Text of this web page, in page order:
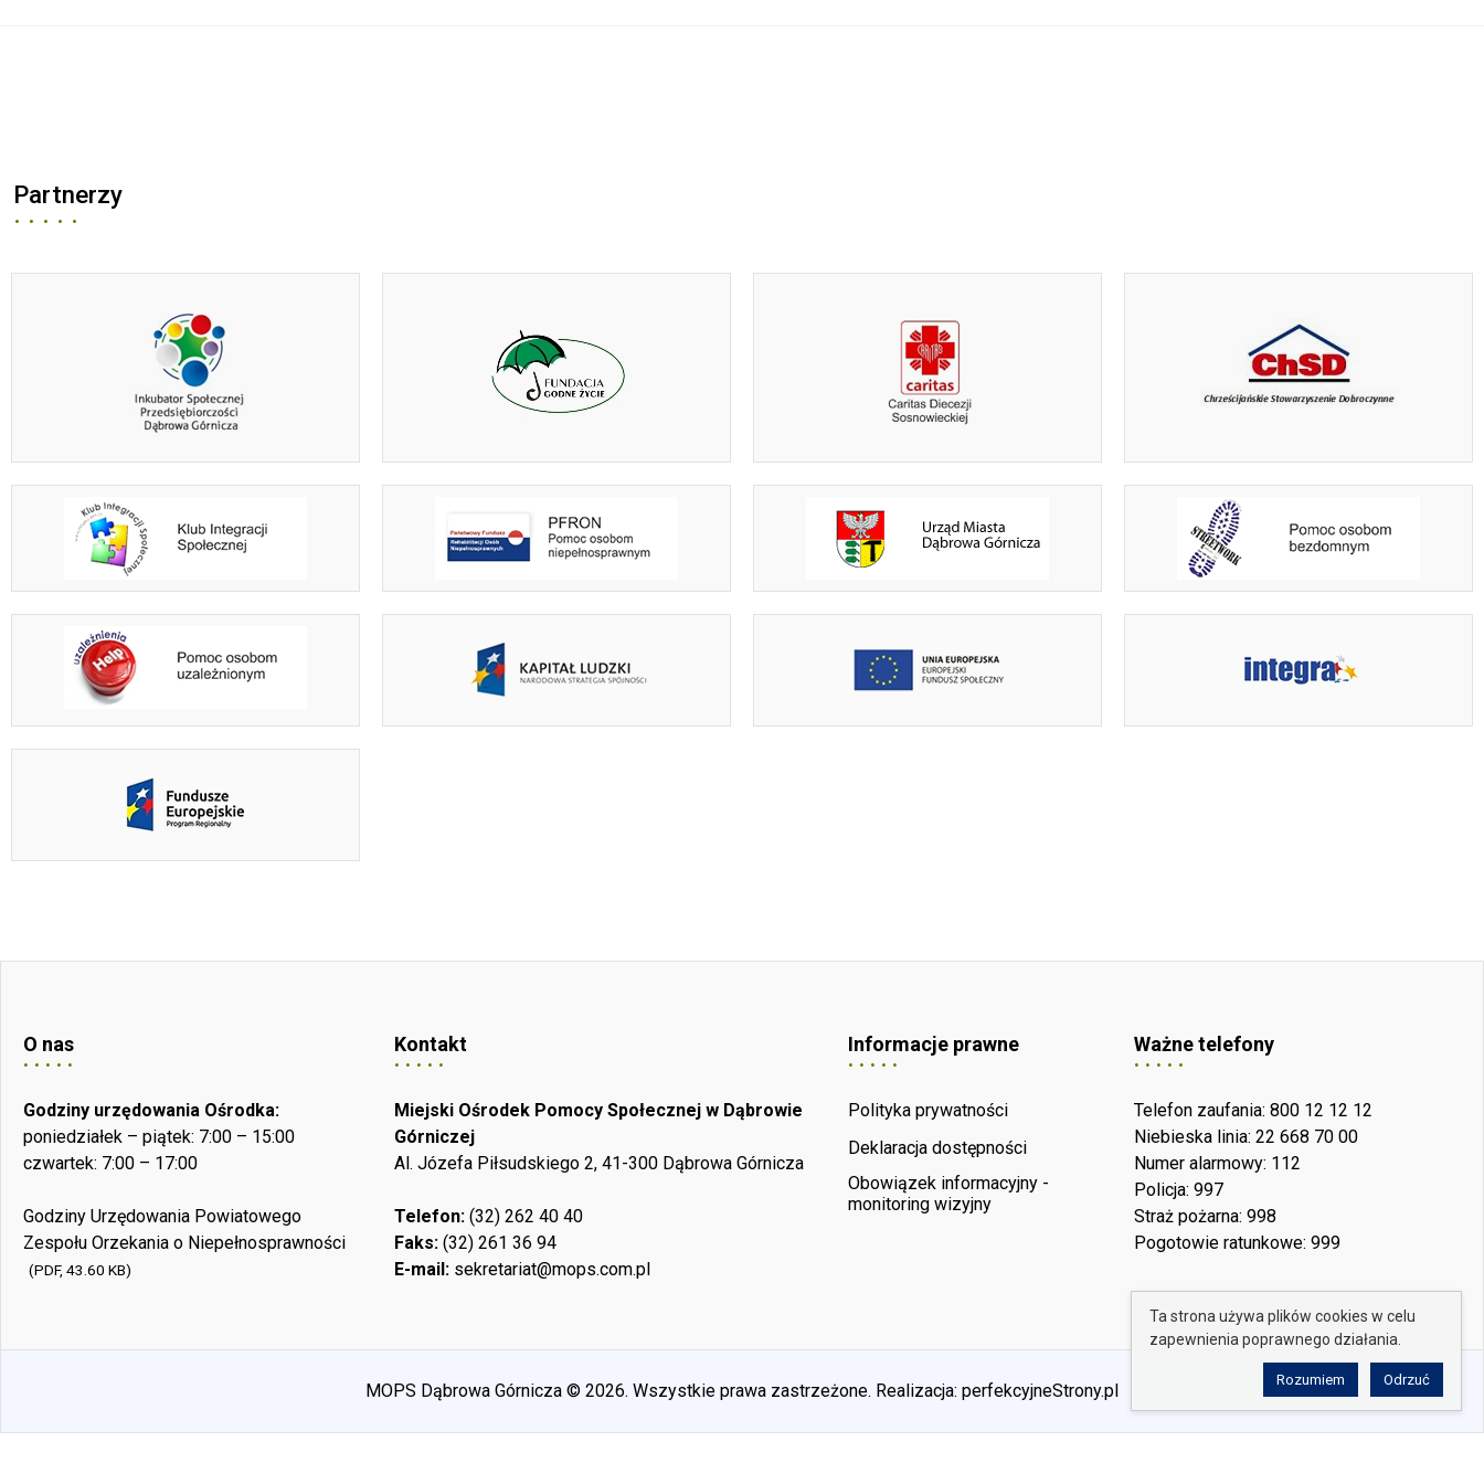
Partnerzy
O nas
Godziny urzędowania Ośrodka:
poniedziałek – piątek: 7:00 – 15:00
czwartek: 7:00 – 17:00
Godziny Urzędowania Powiatowego
Zespołu Orzekania o Niepełnosprawności
(PDF, 43.60 KB)
Kontakt
Miejski Ośrodek Pomocy Społecznej w Dąbrowie
Górniczej
Al. Józefa Piłsudskiego 2, 41-300 Dąbrowa Górnicza
Telefon:(32) 262 40 40
Faks:(32) 261 36 94
E-mail:sekretariat@mops.com.pl
Informacje prawne
Polityka prywatności
Deklaracja dostępności
Obowiązek informacyjny -
monitoring wizyjny
Ważne telefony
Telefon zaufania: 800 12 12 12
Niebieska linia: 22 668 70 00
Numer alarmowy: 112
Policja: 997
Straż pożarna: 998
Pogotowie ratunkowe: 999
MOPS Dąbrowa Górnicza © 2026. Wszystkie prawa zastrzeżone. Realizacja: perfekcyjneStrony.pl
Ta strona używa plików cookies w celu
zapewnienia poprawnego działania.
Rozumiem Odrzuć